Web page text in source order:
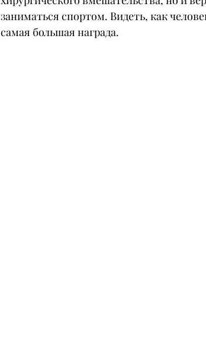
заниматься спортом. Видеть, как
самая большая награда.